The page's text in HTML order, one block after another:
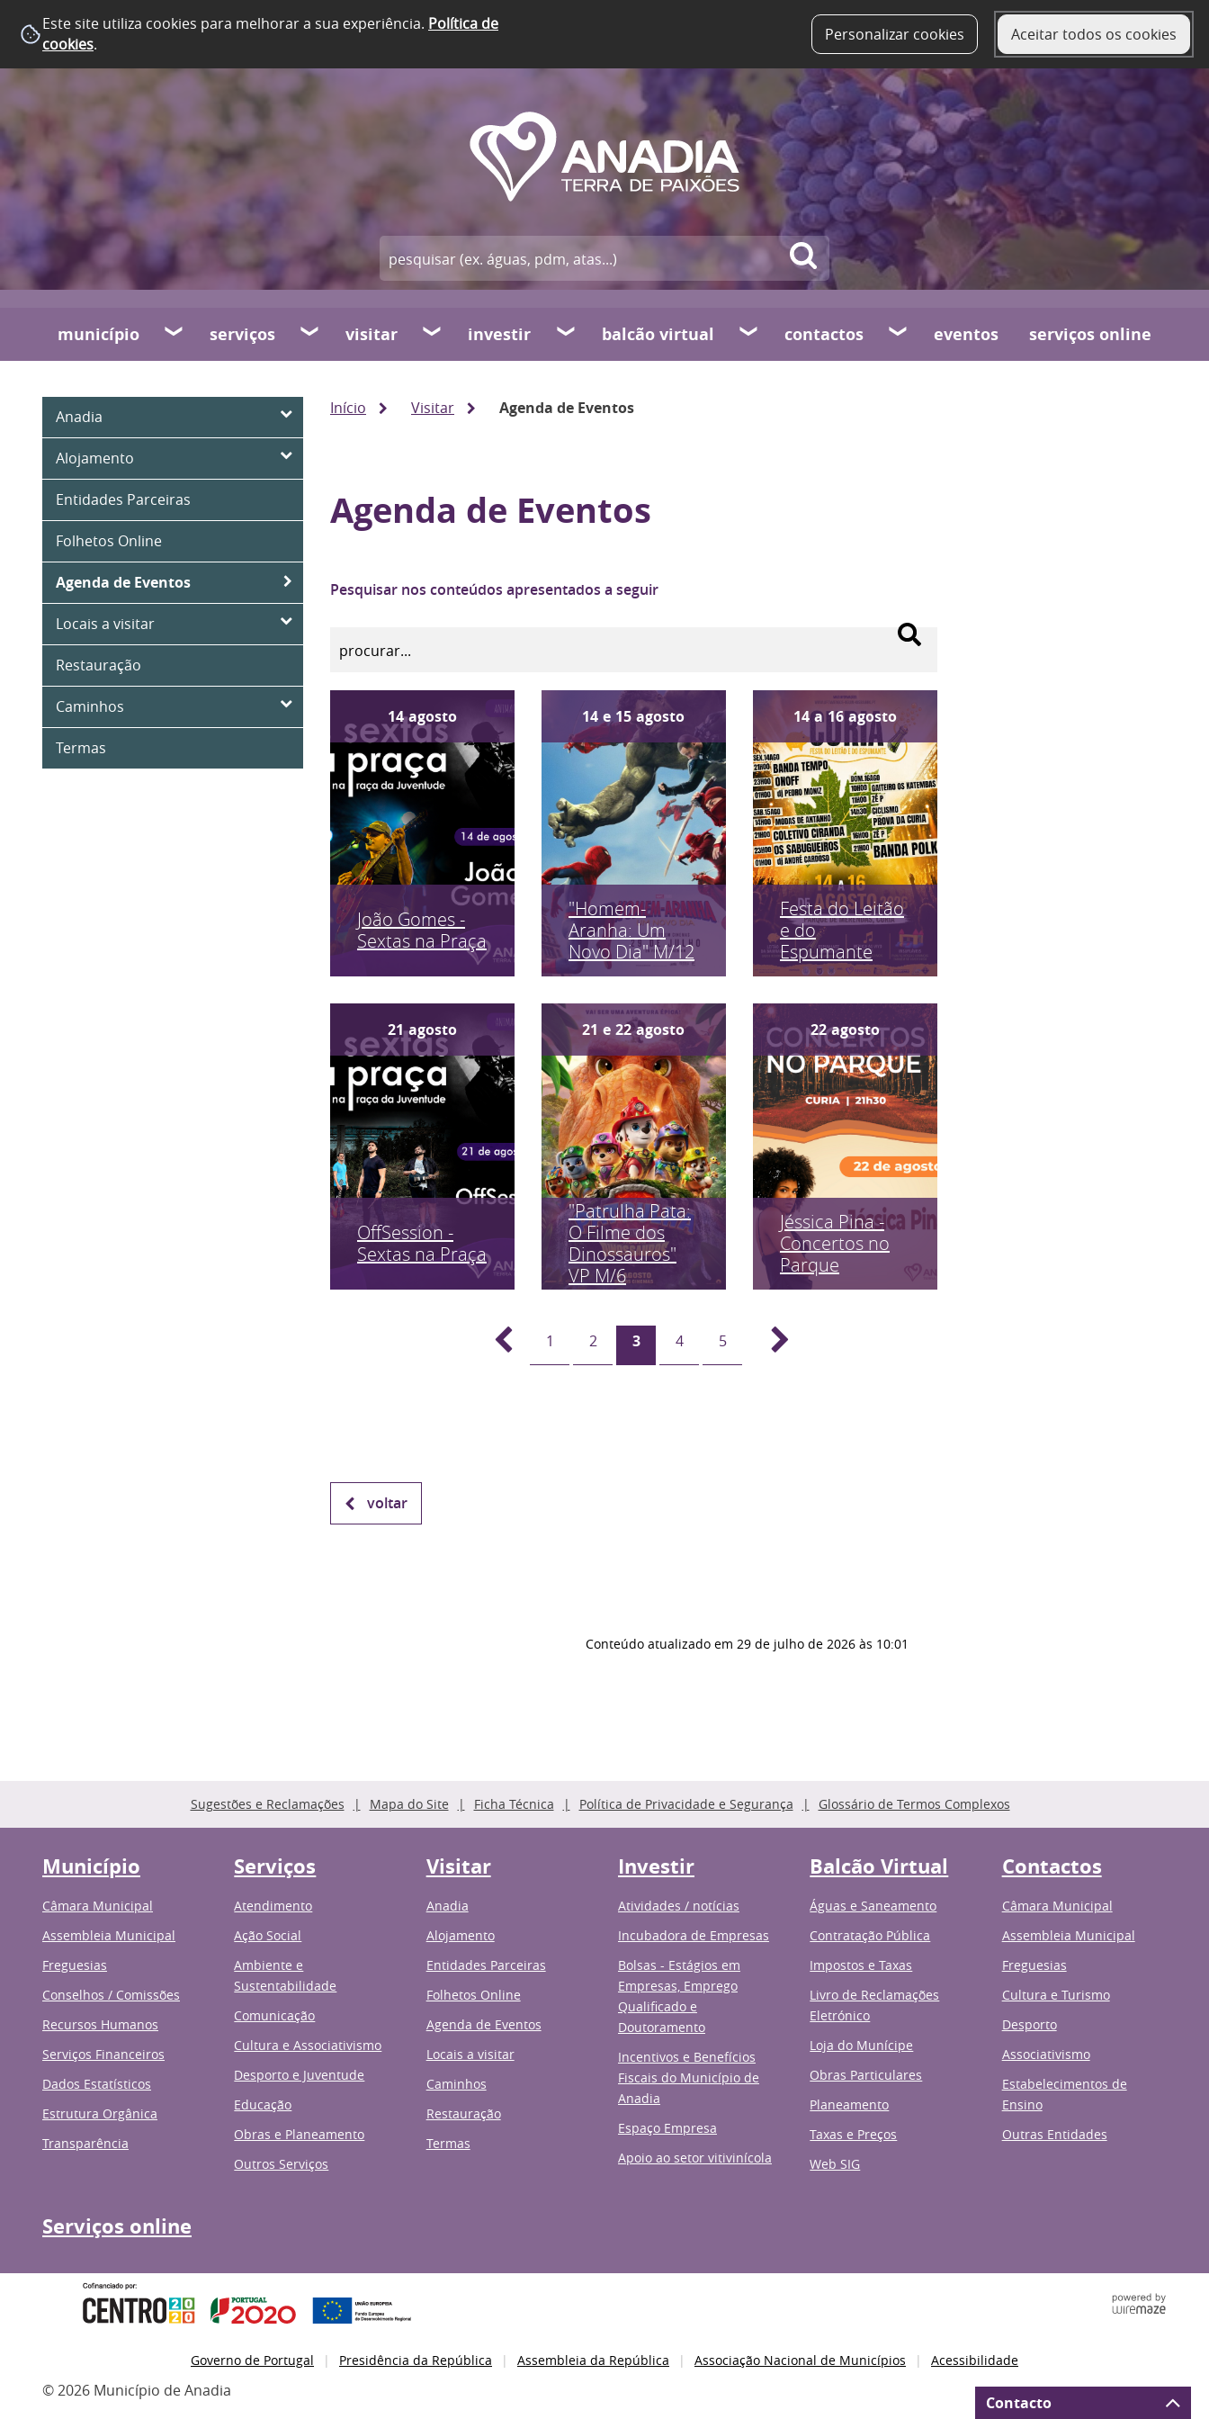
Este site utiliza cookies para melhorar a sua experiência. Política de
cookies. Personalizar cookies Aceitar todos os cookies
município serviços visitar investir balcão virtual contactos eventos serviços online
Anadia
Alojamento
Entidades Parceiras
Folhetos Online
Agenda de Eventos
Locais a visitar
Restauração
Caminhos
Termas
Início Visitar Agenda de Eventos
Agenda de Eventos
Pesquisar nos conteúdos apresentados a seguir
14 agosto
João Gomes -
Sextas na Praça
14 e 15 agosto
"Homem-
Aranha: Um
Novo Dia" M/12
14 a 16 agosto
Festa do Leitão
e do
Espumante
21 agosto
OffSession -
Sextas na Praça
21 e 22 agosto
"Patrulha Pata:
O Filme dos
Dinossauros"
VP M/6
22 agosto
Jéssica Pina -
Concertos no
Parque
1 2 3 4 5
voltar
Conteúdo atualizado em 29 de julho de 2026 às 10:01
Sugestões e Reclamações Mapa do Site Ficha Técnica Política de Privacidade e Segurança Glossário de Termos Complexos
Município
Câmara Municipal
Assembleia Municipal
Freguesias
Conselhos / Comissões
Recursos Humanos
Serviços Financeiros
Dados Estatísticos
Estrutura Orgânica
Transparência
Serviços
Atendimento
Ação Social
Ambiente e
Sustentabilidade
Comunicação
Cultura e Associativismo
Desporto e Juventude
Educação
Obras e Planeamento
Outros Serviços
Visitar
Anadia
Alojamento
Entidades Parceiras
Folhetos Online
Agenda de Eventos
Locais a visitar
Caminhos
Restauração
Termas
Investir
Atividades / notícias
Incubadora de Empresas
Bolsas - Estágios em
Empresas, Emprego
Qualificado e
Doutoramento
Incentivos e Benefícios
Fiscais do Município de
Anadia
Espaço Empresa
Apoio ao setor vitivinícola
Balcão Virtual
Águas e Saneamento
Contratação Pública
Impostos e Taxas
Livro de Reclamações
Eletrónico
Loja do Munícipe
Obras Particulares
Planeamento
Taxas e Preços
Web SIG
Contactos
Câmara Municipal
Assembleia Municipal
Freguesias
Cultura e Turismo
Desporto
Associativismo
Estabelecimentos de
Ensino
Outras Entidades
Serviços online
Governo de Portugal Presidência da República Assembleia da República Associação Nacional de Municípios Acessibilidade
© 2026 Município de Anadia
Contacto